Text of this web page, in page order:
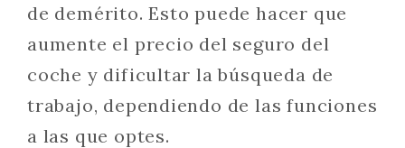
de demérito. Esto puede hacer que
aumente el precio del seguro del
coche y dificultar la búsqueda de
trabajo, dependiendo de las funciones
a las que optes.